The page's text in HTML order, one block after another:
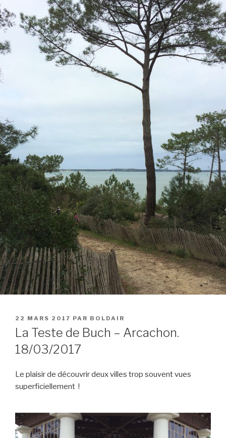
PUBLIÉ
LE
22 MARS 2017 PAR BOLDAIR
La Teste de Buch – Arcachon.
18/03/2017
Le plaisir de découvrir deux villes trop souvent vues
superficiellement !